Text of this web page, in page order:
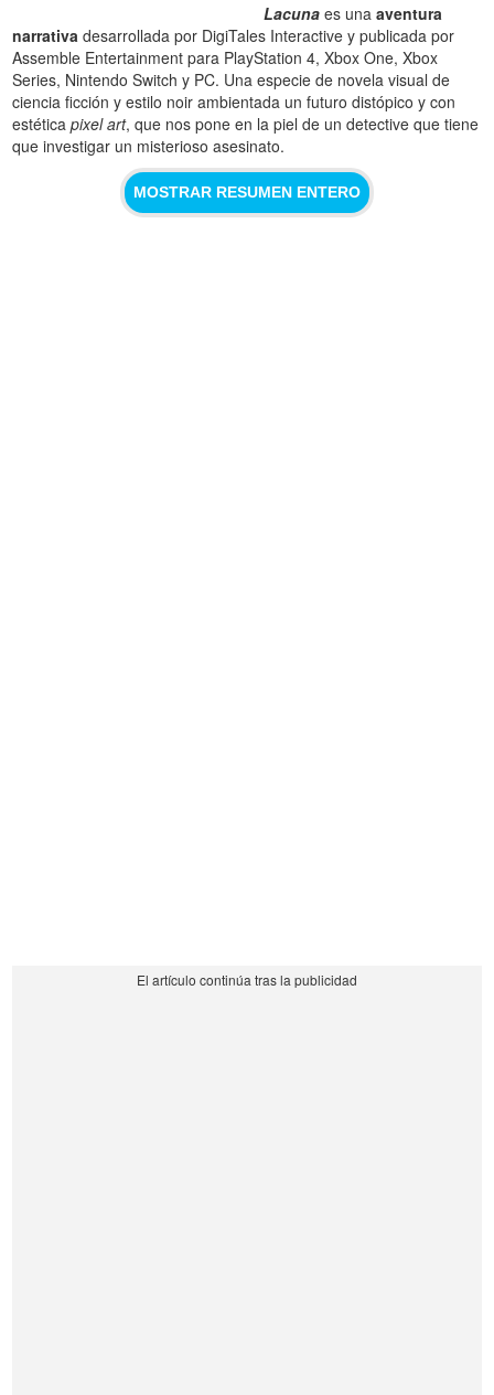
Lacuna es unaaventura
narrativa desarrollada por DigiTales Interactive y publicada por
Assemble Entertainment para PlayStation 4, Xbox One, Xbox
Series, Nintendo Switch y PC. Una especie de novela visual de
ciencia ficción y estilo noir ambientada un futuro distópico y con
estéticapixel art, que nos pone en la piel de un detective que tiene
que investigar un misterioso asesinato.
MOSTRAR RESUMEN ENTERO